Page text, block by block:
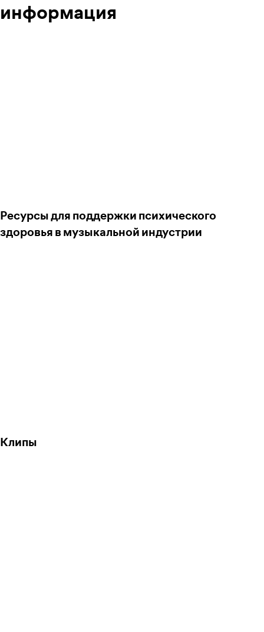
информация
Ресурсы для поддержки психического
здоровья в музыкальной индустрии
Клипы